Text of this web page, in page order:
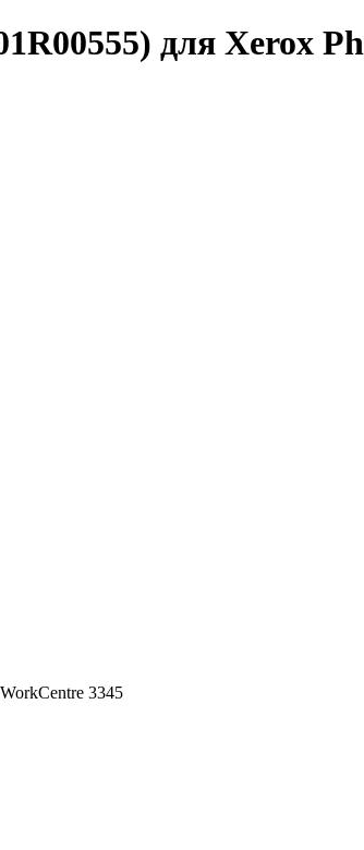
для Xerox
3345